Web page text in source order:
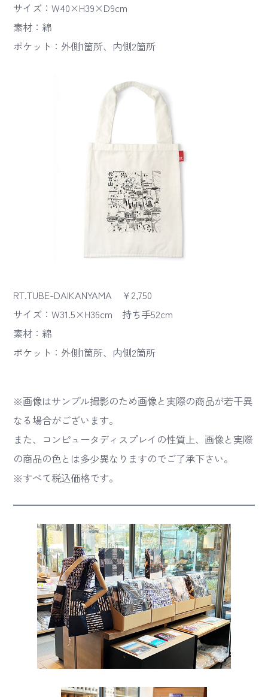
サイズ：W40×H39×D9cm
素材：綿
ポケット：外側1箇所、内側2箇所
RT.TUBE-DAIKANYAMA ￥2,750
サイズ：W31.5×H36cm 持ち手52cm
素材：綿
ポケット：外側1箇所、内側2箇所
※画像はサンプル撮影のため画像と実際の商品が若干異
なる場合がございます。
また、コンピュータディスプレイの性質上、画像と実際
の商品の色とは多少異なりますのでご了承下さい。
※すべて税込価格です。